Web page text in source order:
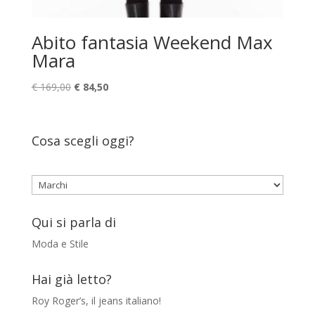
Abito fantasia Weekend Max
Mara
€169,00 Il
€ 169,00.
€84,50Il
€ 84,50.
Cosa scegli oggi?
Qui si parla di
Moda e Stile
Hai già letto?
Roy Roger’s, il jeans italiano!